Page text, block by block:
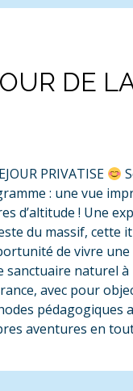
DE
PRIVATISE
: une vue
d’altitude ! Une
du massif, cette
de vivre
sanctuaire naturel
avec pour
pédagogiques
aventures en